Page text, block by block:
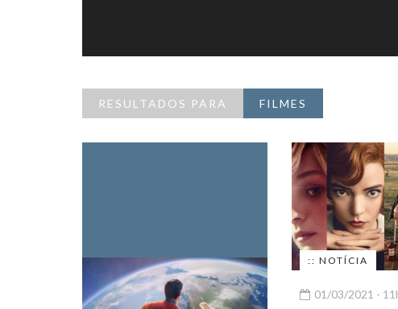
RESULTADOS PARA FILMES
:: NOTÍCIA
01/03/2021 -